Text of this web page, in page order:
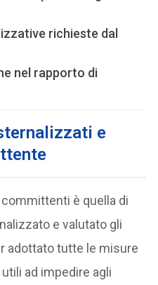
richieste dal
nel rapporto di
e
committenti è quella di
e valutato gli
adottato tutte le misure
ad impedire agli